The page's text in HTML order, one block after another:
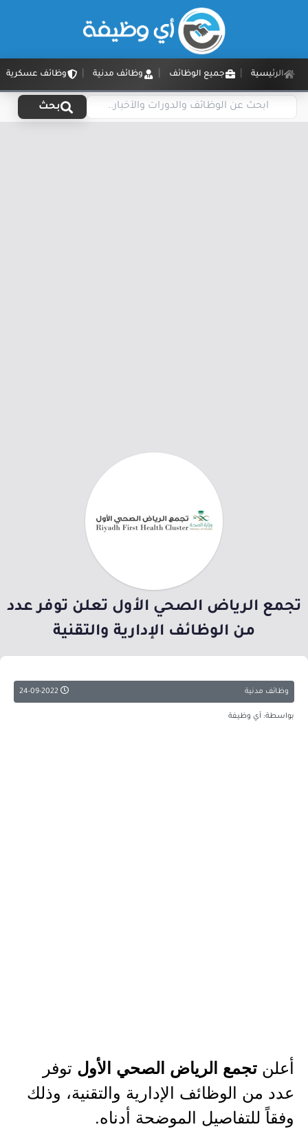
الرئيسية جميع الوظائف وظائف مدنية وظائف عسكرية
بحث
تجمع الرياض الصحي الأول تعلن توفر عدد
من الوظائف الإدارية والتقنية
وظائف مدنية
بواسطة: أي وظيفة
أعلن تجمع الرياض الصحي الأول توفر
عدد من الوظائف الإدارية والتقنية، وذلك
وفقاً للتفاصيل الموضحة أدناه.